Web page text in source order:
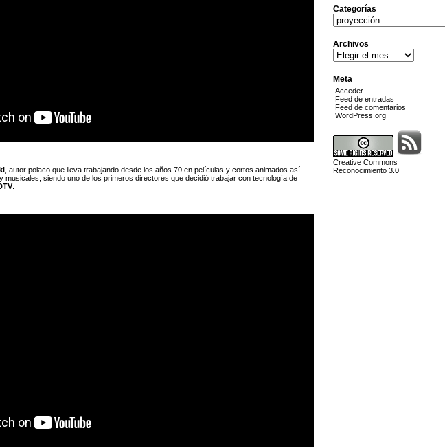
, autor polaco que lleva trabajando desde los años 70 en películas y cortos animados así
musicales, siendo uno de los primeros directores que decidió trabajar con tecnología de
.
Categorías
Categorías
Archivos
Archivos
Meta
Acceder
Feed de entradas
Feed de comentarios
WordPress.org
Creative Commons
Reconocimiento 3.0